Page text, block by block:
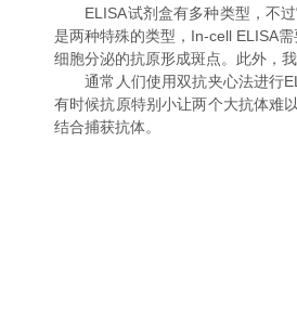
ELISA试剂盒有多种类型，不过
是两种特殊的类型，In-cell ELISA
细胞分泌的抗原形成斑点。此外，
通常人们使用双抗夹心法进行
有时候抗原特别小让两个大抗体难
结合捕获抗体。